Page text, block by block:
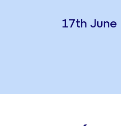
17th June